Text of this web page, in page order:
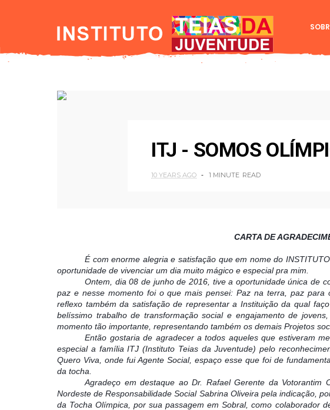
ITJ - SOMOS
10 YEARS AGO 1 MINUTE READ
CARTA DE
É com enorme alegria e satisfação que em nome do
oportunidade de vivenciar um dia muito mágico e especial pra mim.
Ontem, dia 08 de junho de 2016, tive a oportunidade única de
paz e nesse momento foi o que mais pensei: Paz na terra, paz para
reflexo também da satisfação de representar a Instituição da qual
belíssimo trabalho de transformação social e engajamento de
momento tão importante, representando também os demais Projetos
Então gostaria de agradecer a todos aqueles que estiveram
especial a família ITJ (Instituto Teias da Juventude) pelo
Quero Viva, onde fui Agente Social, espaço esse que foi de
da tocha.
Agradeço em destaque ao Dr. Rafael Gerente da Votorantim
Nordeste de Responsabilidade Social Sabrina Oliveira pela indicação,
da Tocha Olímpica, por sua passagem em Sobral, como colaborador